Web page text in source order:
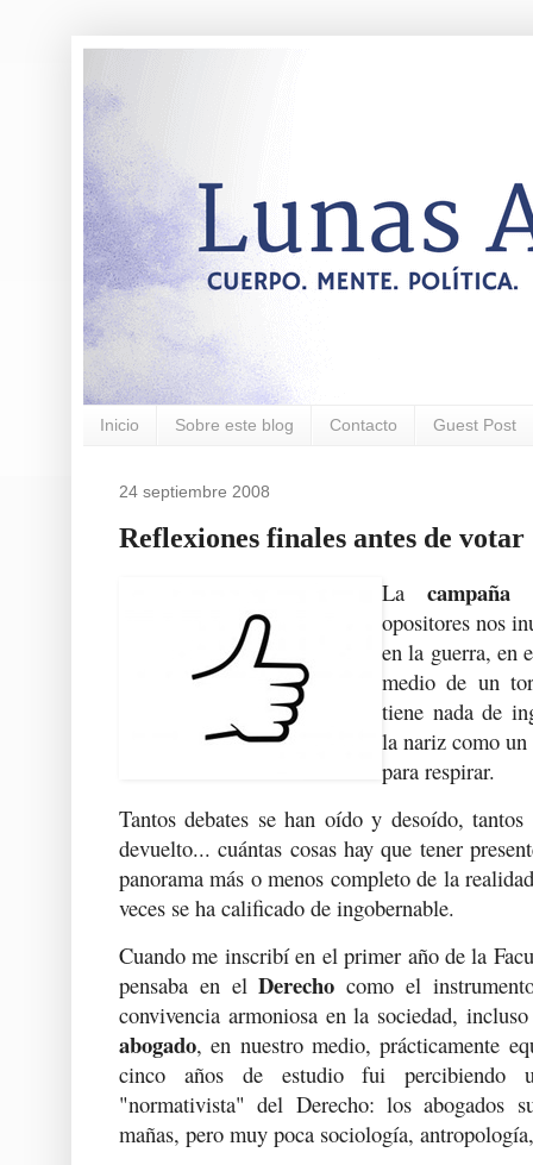
Inicio Sobre este blog Contacto Guest Post
24 septiembre 2008
Reflexiones finales antes de votar
Lacampaña
opositores nos
en la guerra, en
medio de un
tiene nada de
la nariz como un
para respirar.
Tantos debates se han oído y desoído,
devuelto... cuántas cosas hay que tener
panorama más o menos completo de la
veces se ha calificado de ingobernable.
Cuando me inscribí en el primer año de la
pensaba en elDerecho como el
convivencia armoniosa en la sociedad,
abogado, en nuestro medio, prácticamente
cinco años de estudio fui percibiendo
"normativista" del Derecho: los abogados
mañas, pero muy poca sociología,